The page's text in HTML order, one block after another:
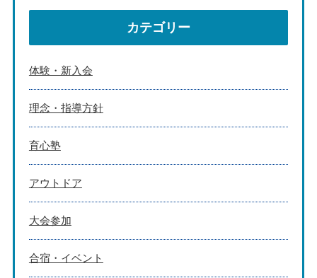
カテゴリー
体験・新入会
理念・指導方針
育心塾
アウトドア
大会参加
合宿・イベント